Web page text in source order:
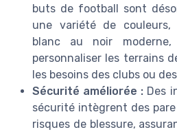
buts de football sont
une variété de
blanc au noir
personnaliser les terrains
les besoins des clubs ou
Sécurité améliorée : Des
sécurité intègrent des
risques de blessure,